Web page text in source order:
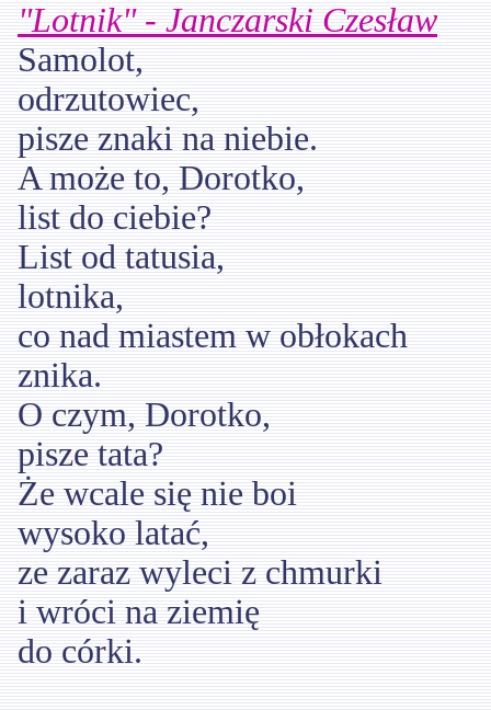
"Lotnik" - Janczarski Czesław
Samolot,
odrzutowiec,
pisze znaki na niebie.
A może to, Dorotko,
list do ciebie?
List od tatusia,
lotnika,
co nad miastem w obłokach
znika.
O czym, Dorotko,
pisze tata?
Że wcale się nie boi
wysoko latać,
ze zaraz wyleci z chmurki
i wróci na ziemię
do córki.